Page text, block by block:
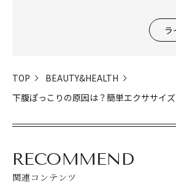
ラ
TOP
BEAUTY&HEALTH
下腹ぽっこりの原因は？簡単エクササイ
RECOMMEND
関連コンテンツ